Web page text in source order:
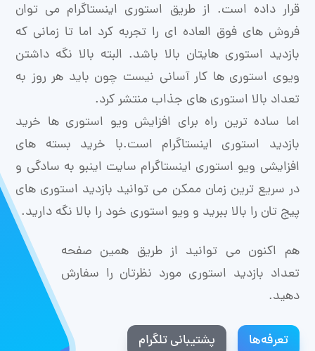
قرار داده است. از طریق استوری اینستاگرام می توان
فروش های فوق العاده ای را تجربه کرد اما تا زمانی که
بازدید استوری هایتان بالا باشد. البته بالا نگه داشتن
ویوی استوری ها کار آسانی نیست چون باید هر روز به
تعداد بالا استوری های جذاب منتشر کرد.
اما ساده ترین راه برای افزایش ویو استوری ها خرید
بازدید استوری اینستاگرام است.با خرید بسته های
افزایشی ویو استوری اینستاگرام سایت اینبو به سادگی و
در سریع ترین زمان ممکن می توانید بازدید استوری های
پیج تان را بالا ببرید و ویو استوری خود را بالا نگه دارید.
هم اکنون می توانید از طریق همین صفحه
تعداد بازدید استوری مورد نظرتان را سفارش
دهید.
تعرفه‌ها پشتیبانی تلگرام